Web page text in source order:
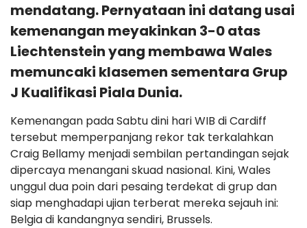
mendatang. Pernyataan ini datang usai
kemenangan meyakinkan 3-0 atas
Liechtenstein yang membawa Wales
memuncaki klasemen sementara Grup
J Kualifikasi Piala Dunia.
Kemenangan pada Sabtu dini hari WIB di Cardiff
tersebut memperpanjang rekor tak terkalahkan
Craig Bellamy menjadi sembilan pertandingan sejak
dipercaya menangani skuad nasional. Kini, Wales
unggul dua poin dari pesaing terdekat di grup dan
siap menghadapi ujian terberat mereka sejauh ini:
Belgia di kandangnya sendiri, Brussels.